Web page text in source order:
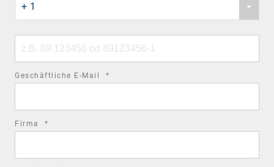
country
code
+ 1
number
Geschäftliche E-Mail *
Firma *